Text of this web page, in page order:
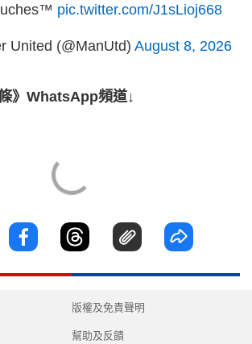
pic.twitter.com/J1sLioj668
United (@ManUtd) August 8, 2026
》WhatsApp頻道↓
版權及免責聲明
幫助及反饋